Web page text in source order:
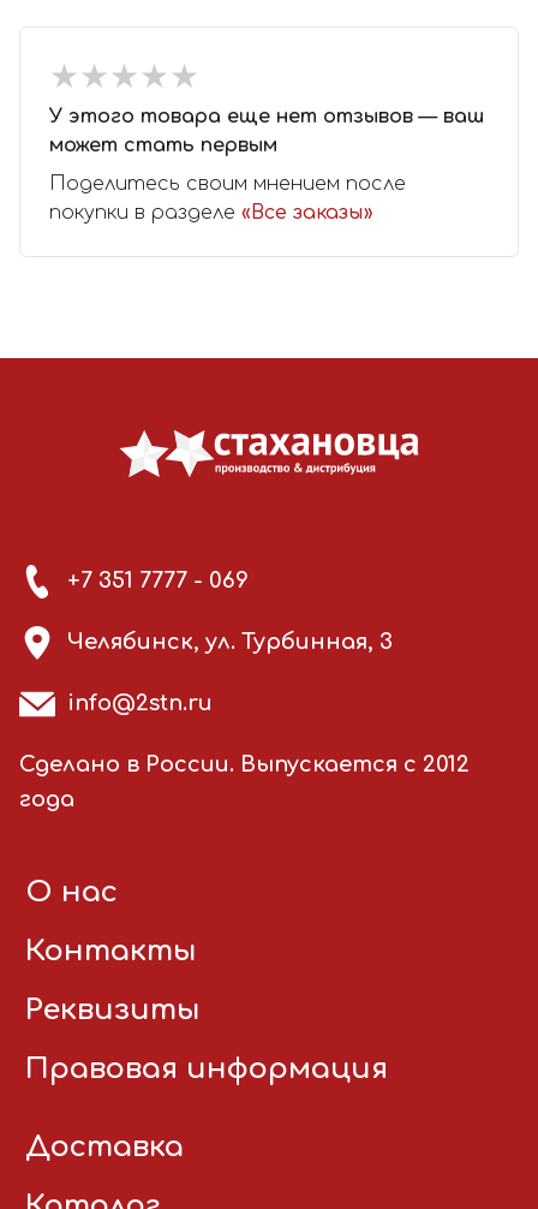
★★★★★
★★★★★
У этого товара еще нет отзывов — ваш
может стать первым
Поделитесь своим мнением после
покупки в разделе «Все заказы»
+7 351 7777 - 069
Челябинск, ул. Турбинная, 3
info@2stn.ru
Сделано в России. Выпускается с 2012
года
О нас
Контакты
Реквизиты
Правовая информация
Доставка